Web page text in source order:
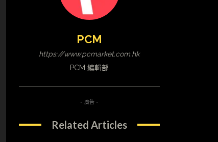
PCM
https://www.pcmarket.com.hk
PCM 編輯部
- 廣告 -
Related Articles